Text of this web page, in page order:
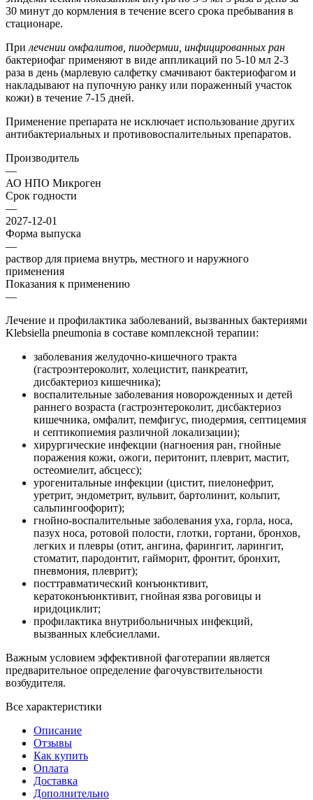
30 минут до кормления в течение всего срока пребывания в
стационаре.
При лечении омфалитов, пиодермии, инфицированных ран
бактериофаг применяют в виде аппликаций по 5-10 мл 2-3
раза в день (марлевую салфетку смачивают бактериофагом и
накладывают на пупочную ранку или пораженный участок
кожи) в течение 7-15 дней.
Применение препарата не исключает использование других
антибактериальных и противовоспалительных препаратов.
Производитель
—
АО НПО Микроген
Срок годности
—
2027-12-01
Форма выпуска
—
раствор для приема внутрь, местного и наружного
применения
Показания к применению
—
Лечение и профилактика заболеваний, вызванных бактериями
Klebsiella pneumonia в составе комплексной терапии:
заболевания желудочно-кишечного тракта
(гастроэнтероколит, холецистит, панкреатит,
дисбактериоз кишечника);
воспалительные заболевания новорожденных и детей
раннего возраста (гастроэнтероколит, дисбактериоз
кишечника, омфалит, пемфигус, пиодермия, септицемия
и септикопиемия различной локализации);
хирургические инфекции (нагноения ран, гнойные
поражения кожи, ожоги, перитонит, плеврит, мастит,
остеомиелит, абсцесс);
урогенитальные инфекции (цистит, пиелонефрит,
уретрит, эндометрит, вульвит, бартолинит, кольпит,
сальпингоофорит);
гнойно-воспалительные заболевания уха, горла, носа,
пазух носа, ротовой полости, глотки, гортани, бронхов,
легких и плевры (отит, ангина, фарингит, ларингит,
стоматит, пародонтит, гайморит, фронтит, бронхит,
пневмония, плеврит);
посттравматический конъюнктивит,
кератоконъюнктивит, гнойная язва роговицы и
иридоциклит;
профилактика внутрибольничных инфекций,
вызванных клебсиеллами.
Важным условием эффективной фаготерапии является
предварительное определение фагочувствительности
возбудителя.
Все характеристики
Описание
Отзывы
Как купить
Оплата
Доставка
Дополнительно